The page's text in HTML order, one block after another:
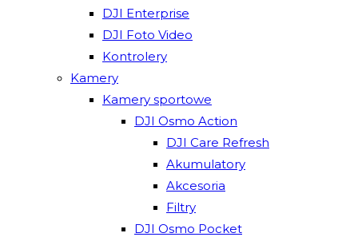
DJI Enterprise
DJI Foto Video
Kontrolery
Kamery
Kamery sportowe
DJI Osmo Action
DJI Care Refresh
Akumulatory
Akcesoria
Filtry
DJI Osmo Pocket